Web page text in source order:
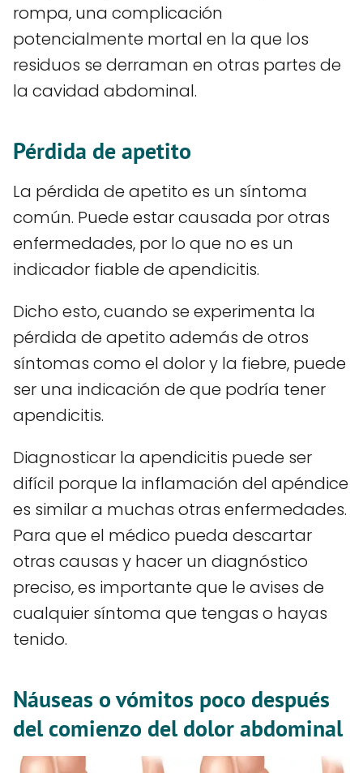
rompa, una complicación
potencialmente mortal en la que los
residuos se derraman en otras partes de
la cavidad abdominal.
Pérdida de apetito
La pérdida de apetito es un síntoma
común. Puede estar causada por otras
enfermedades, por lo que no es un
indicador fiable de apendicitis.
Dicho esto, cuando se experimenta la
pérdida de apetito además de otros
síntomas como el dolor y la fiebre, puede
ser una indicación de que podría tener
apendicitis.
Diagnosticar la apendicitis puede ser
difícil porque la inflamación del apéndice
es similar a muchas otras enfermedades.
Para que el médico pueda descartar
otras causas y hacer un diagnóstico
preciso, es importante que le avises de
cualquier síntoma que tengas o hayas
tenido.
Náuseas o vómitos poco después
del comienzo del dolor abdominal